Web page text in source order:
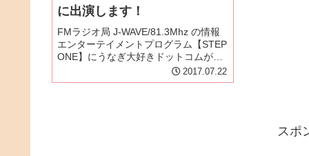
に出演します！
FMラジオ局 J-WAVE/81.3Mhz の情報
エンターテイメントプログラム【STEP
ONE】にうなぎ大好きドットコムが出
演いたします！J-WAVE STEP
ONE 番組Twitter：
2017.07.22
スポ